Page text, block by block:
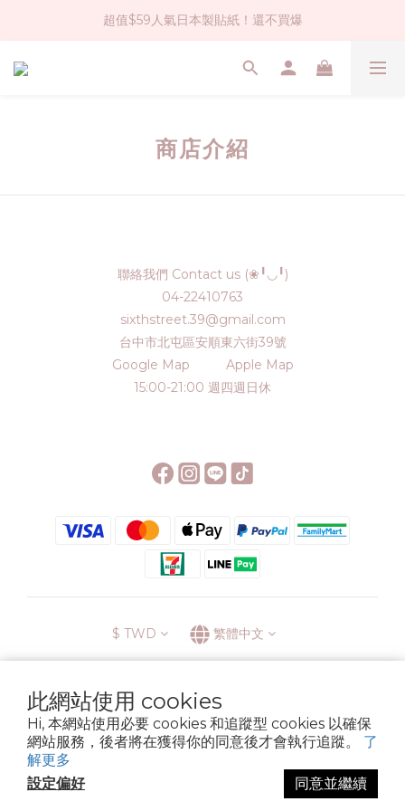
此網站使用 cookies
Hi, 本網站使用必要 cookies 和追蹤型 cookies 以確保
網站服務，後者將在獲得你的同意後才會執行追蹤。 了
解更多
設定偏好
同意並繼續
社群大人氣！各種有趣的打洞器
超值$59人氣日本製貼紙！還不買爆
全店$1500免運(台灣地區)
商店介紹
聯絡我們 Contact us (❀╹◡╹)
04-22410763
sixthstreet.39@gmail.com
台中市北屯區安順東六街39號
Google Map
Apple Map
15:00-21:00 週四週日休
$ TWD 繁體中文
░\\ 會員升級表 //░
運送方式
退換貨政策 條款與細則
隱私政策
Copyright © 2022 6street. All rights reserved.
營業登記名稱 六街生活文具房 72314705